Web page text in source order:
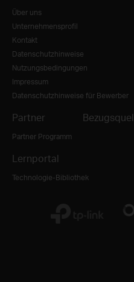
Über uns
Unternehmensprofil
Kontakt
Datenschutzhinweise
Nutzungsbedingungen
Impressum
Datenschutzhinweise für Bewerber
Partner
Partner Programm
Lernportal
Technologie-Bibliothek